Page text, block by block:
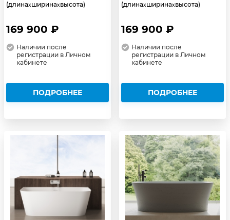
(длинаxширинаxвысота)
169 900 ₽
Наличии после
регистрации в Личном
кабинете
ПОДРОБНЕЕ
(длинаxширинаxвысота)
169 900 ₽
Наличии после
регистрации в Личном
кабинете
ПОДРОБНЕЕ